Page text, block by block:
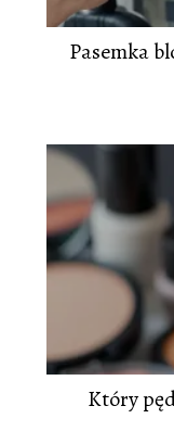
Pasemka
Który